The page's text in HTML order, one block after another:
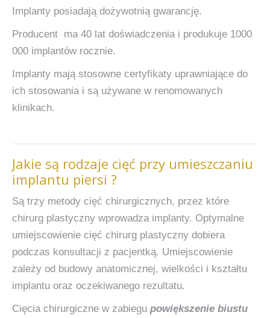
Implanty posiadają dożywotnią gwarancję.
Producent ma 40 lat doświadczenia i produkuje 1000
000 implantów rocznie.
Implanty mają stosowne certyfikaty uprawniające do
ich stosowania i są używane w renomowanych
klinikach.
Jakie są rodzaje cięć przy umieszczaniu
implantu piersi ?
Są trzy metody cięć chirurgicznych, przez które
chirurg plastyczny wprowadza implanty. Optymalne
umiejscowienie cięć chirurg plastyczny dobiera
podczas konsultacji z pacjentką. Umiejscowienie
zależy od budowy anatomicznej, wielkości i kształtu
implantu oraz oczekiwanego rezultatu.
Cięcia chirurgiczne w zabiegu powiększenie biustu